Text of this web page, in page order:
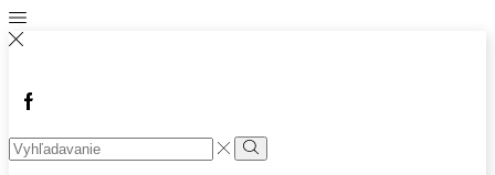
Facebook
Search
input
Vyhľadávanie